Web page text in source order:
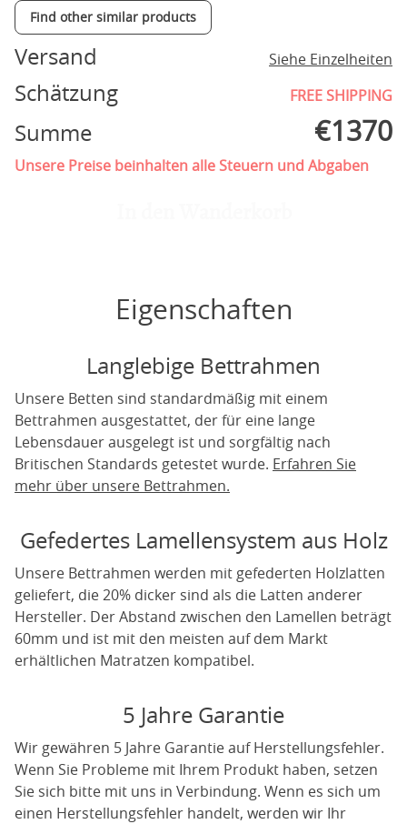
Find other similar products
Versand Siehe Einzelheiten
Schätzung FREE SHIPPING
Summe €1370
Unsere Preise beinhalten alle Steuern und Abgaben
Eigenschaften
Langlebige Bettrahmen
Unsere Betten sind standardmäßig mit einem
Bettrahmen ausgestattet, der für eine lange
Lebensdauer ausgelegt ist und sorgfältig nach
Britischen Standards getestet wurde. Erfahren Sie
mehr über unsere Bettrahmen.
Gefedertes Lamellensystem aus Holz
Unsere Bettrahmen werden mit gefederten Holzlatten
geliefert, die 20% dicker sind als die Latten anderer
Hersteller. Der Abstand zwischen den Lamellen beträgt
60mm und ist mit den meisten auf dem Markt
erhältlichen Matratzen kompatibel.
5 Jahre Garantie
Wir gewähren 5 Jahre Garantie auf Herstellungsfehler.
Wenn Sie Probleme mit Ihrem Produkt haben, setzen
Sie sich bitte mit uns in Verbindung. Wenn es sich um
einen Herstellungsfehler handelt, werden wir Ihr